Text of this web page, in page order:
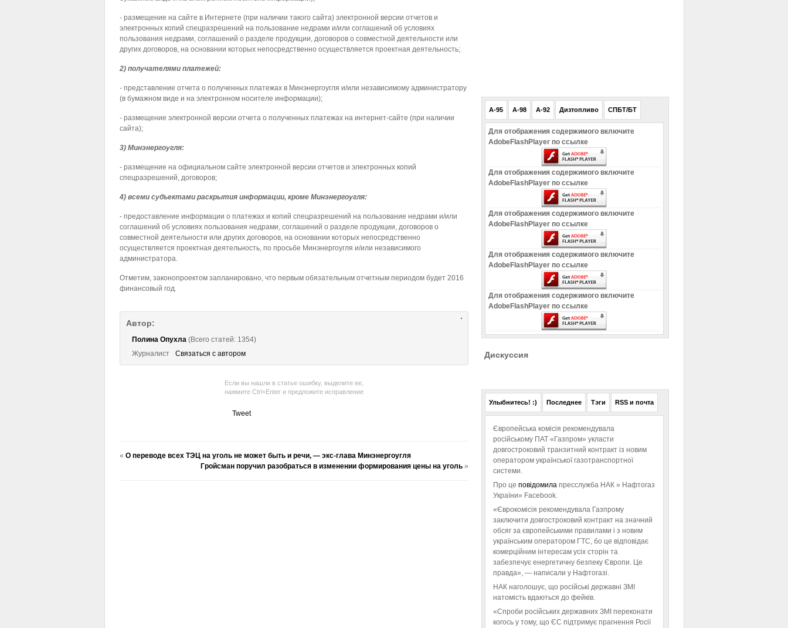
- размещение на сайте в Интернете (при наличии такого сайта) электронной версии отчетов и
электронных копий спецразрешений на пользование недрами и/или соглашений об условиях
пользования недрами, соглашений о разделе продукции, договоров о совместной деятельности или
других договоров, на основании которых непосредственно осуществляется проектная деятельность;
2) получателями платежей:
- представление отчета о полученных платежах в Минэнергоугля и/или независимому администратору
(в бумажном виде и на электронном носителе информации);
- размещение электронной версии отчета о полученных платежах на интернет-сайте (при наличии
сайта);
3) Минэнергоугля:
- размещение на официальном сайте электронной версии отчетов и электронных копий
спецразрешений, договоров;
4) всеми субъектами раскрытия информации, кроме Минэнергоугля:
- предоставление информации о платежах и копий спецразрешений на пользование недрами и/или
соглашений об условиях пользования недрами, соглашений о разделе продукции, договоров о
совместной деятельности или других договоров, на основании которых непосредственно
осуществляется проектная деятельность, по просьбе Минэнергоугля и/или независимого
администратора.
Отметим, законопроектом запланировано, что первым обязательным отчетным периодом будет 2016
финансовый год.
Автор:
Полина Опухла(Всего статей: 1354)
Журналист
Связаться с автором
Если вы нашли в статье ошибку, выделите ее,
нажмите Ctrl+Enter и предложите исправление
Tweet
« О переводе всех ТЭЦ на уголь не может быть и речи, — экс-глава Минэнергоугля
Гройсман поручил разобраться в изменении формирования цены на уголь»
A-95 A-98 A-92 Дизтопливо СПБТ/БТ
Для отображения содержимого включите
AdobeFlashPlayer по ссылке
Для отображения содержимого включите
AdobeFlashPlayer по ссылке
Для отображения содержимого включите
AdobeFlashPlayer по ссылке
Для отображения содержимого включите
AdobeFlashPlayer по ссылке
Для отображения содержимого включите
AdobeFlashPlayer по ссылке
Дискуссия
Улыбнитесь! :) Последнее Тэги RSS и почта
Європейська комісія рекомендувала
російському ПАТ «Газпром» укласти
довгостроковий транзитний контракт із новим
оператором української газотранспортної
системи.
Про це повідомила пресслужба НАК » Нафтогаз
України» Facebook.
«Єврокомісія рекомендувала Газпрому
заключити довгостроковий контракт на значний
обсяг за європейськими правилами і з новим
українським оператором ГТС, бо це відповідає
комерційним інтересам усіх сторін та
забезпечує енергетичну безпеку Європи. Це
правда», — написали у Нафтогазі.
НАК наголошує, що російські державні ЗМІ
натомість вдаються до фейків.
«Спроби російських державних ЗМІ переконати
когось у тому, що ЄС підтримує прагнення Росії